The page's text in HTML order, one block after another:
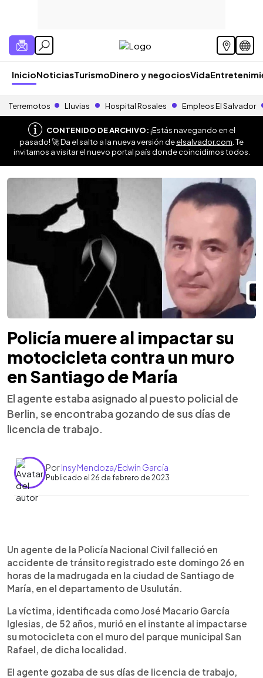
InicioNoticiasTurismoDinero y negociosVida
Terremotos Lluvias Hospital Rosales Empleos El Salvador
CONTENIDO DE ARCHIVO:¡Estás navegando en el
pasado! 🚀 Da el salto a la nueva versión deelsalvador.com . Te
invitamos a visitar el nuevo portal país donde coincidimos todos.
Policía muere al impactar su
motocicleta contra un muro
en Santiago de María
El agente estaba asignado al puesto policial de
Berlin, se encontraba gozando de sus días de
licencia de trabajo.
PorInsy Mendoza/Edwin García
Publicado el 26 de febrero de 2023
Escuchar artículo
Un agente de la Policía Nacional Civil falleció en
accidente de tránsito registrado este domingo 26 en
horas de la madrugada en la ciudad de Santiago de
María, en el departamento de Usulután.
La víctima, identificada como José Macario García
Iglesias, de 52 años, murió en el instante al impactarse
su motocicleta con el muro del parque municipal San
Rafael, de dicha localidad.
El agente gozaba de sus días de licencia de trabajo,